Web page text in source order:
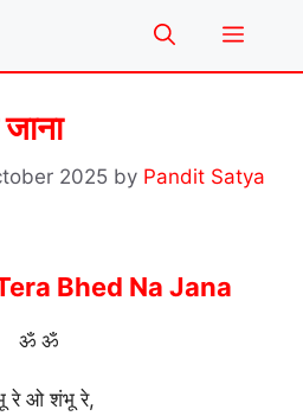
Menu
2025 by Pandit Satya
Bhed Na Jana
ॐ ॐ
रे ओ शंभू रे,